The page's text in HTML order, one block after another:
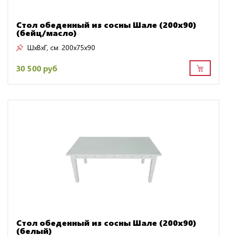
Стол обеденный из сосны Шале (200х90)
(бейц/масло)
ШxВxГ, см: 200x75x90
30 500 руб
Стол обеденный из сосны Шале (200х90)
(белый)